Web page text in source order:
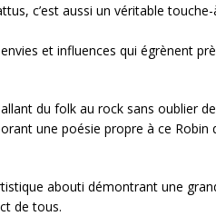
c’est aussi un véritable
et influences qui égrènent
du folk au rock sans oublier
une poésie propre à ce Robin
abouti démontrant une
de tous.